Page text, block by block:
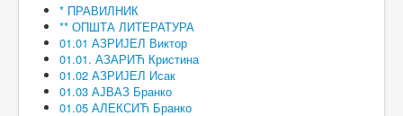
* ПРАВИЛНИК
** ОПШТА ЛИТЕРАТУРА
01.01 АЗРИЈЕЛ Виктор
01.01. АЗАРИЋ Кристина
01.02 АЗРИЈЕЛ Исак
01.03 АЈВАЗ Бранко
01.05 АЛЕКСИЋ Бранко